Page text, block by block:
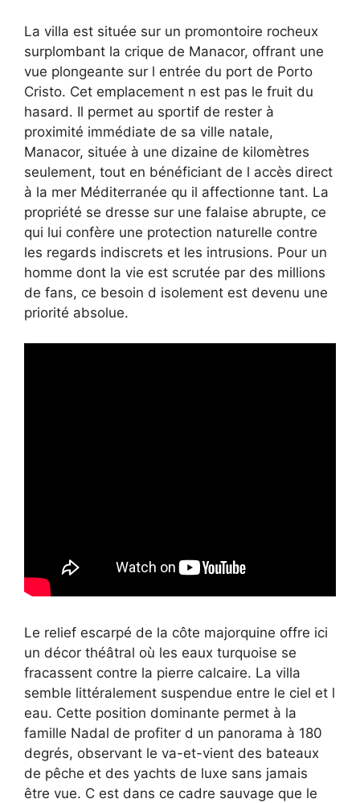
La villa est située sur un promontoire rocheux
surplombant la crique de Manacor, offrant une
vue plongeante sur l entrée du port de Porto
Cristo. Cet emplacement n est pas le fruit du
hasard. Il permet au sportif de rester à
proximité immédiate de sa ville natale,
Manacor, située à une dizaine de kilomètres
seulement, tout en bénéficiant de l accès direct
à la mer Méditerranée qu il affectionne tant. La
propriété se dresse sur une falaise abrupte, ce
qui lui confère une protection naturelle contre
les regards indiscrets et les intrusions. Pour un
homme dont la vie est scrutée par des millions
de fans, ce besoin d isolement est devenu une
priorité absolue.
Le relief escarpé de la côte majorquine offre ici
un décor théâtral où les eaux turquoise se
fracassent contre la pierre calcaire. La villa
semble littéralement suspendue entre le ciel et l
eau. Cette position dominante permet à la
famille Nadal de profiter d un panorama à 180
degrés, observant le va-et-vient des bateaux
de pêche et des yachts de luxe sans jamais
être vue. C est dans ce cadre sauvage que le